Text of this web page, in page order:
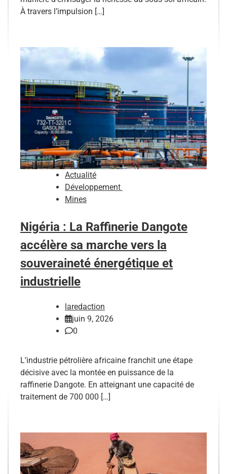
À travers l’impulsion […]
Actualité
Développement
Mines
Nigéria : La Raffinerie Dangote
accélère sa marche vers la
souveraineté énergétique et
industrielle
laredaction
juin 9, 2026
0
L’industrie pétrolière africaine franchit une étape
décisive avec la montée en puissance de la
raffinerie Dangote. En atteignant une capacité de
traitement de 700 000 […]